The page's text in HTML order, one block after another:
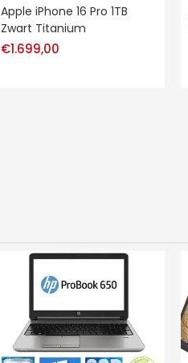
Apple iPhone 16 Pro 1TB
Zwart Titanium
€1.699,00